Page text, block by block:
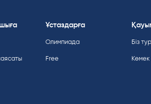
Ұстаздарға
Олимпиада
Free
Біз
Көмек